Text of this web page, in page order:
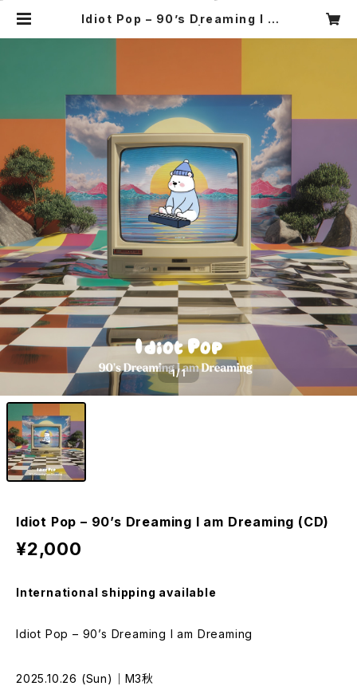
Idiot Pop – 90’s Dreaming I a
1/1
Idiot Pop – 90’s Dreaming I am Dreaming (CD)
¥2,000
International shipping available
Idiot Pop – 90’s Dreaming I am Dreaming
2025.10.26 (Sun)｜M3秋